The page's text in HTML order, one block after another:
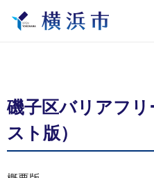
磯子区バリアフリ
スト版）